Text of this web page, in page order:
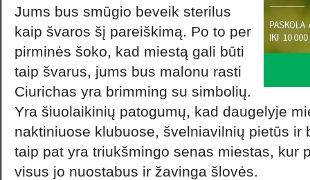
Jums bus smūgio beveik sterilus
kaip švaros šį pareiškimą. Po to per
pirminės šoko, kad miestą gali būti
taip švarus, jums bus malonu rasti
Ciurichas yra brimming su simbolių.
Yra šiuolaikinių patogumų, kad daugelyje
naktiniuose klubuose, švelniavilnių pietūs ir
taip pat yra triukšmingo senas miestas, kur
visus jo nuostabus ir žavinga šlovės.